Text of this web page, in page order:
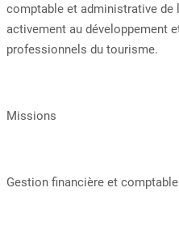
comptable et administrative de
activement au développement
professionnels du tourisme.
Missions
Gestion financière et